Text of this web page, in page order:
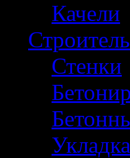
Качели
Стенки